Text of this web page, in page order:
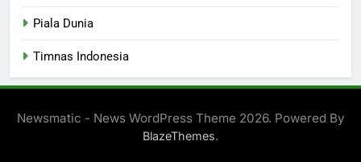
Piala Dunia
Timnas Indonesia
Newsmatic - News WordPress Theme 2026. Powered By
BlazeThemes.